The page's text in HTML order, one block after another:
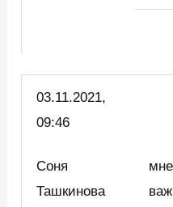
03.11.2021,
09:46
Соня
Ташкинова